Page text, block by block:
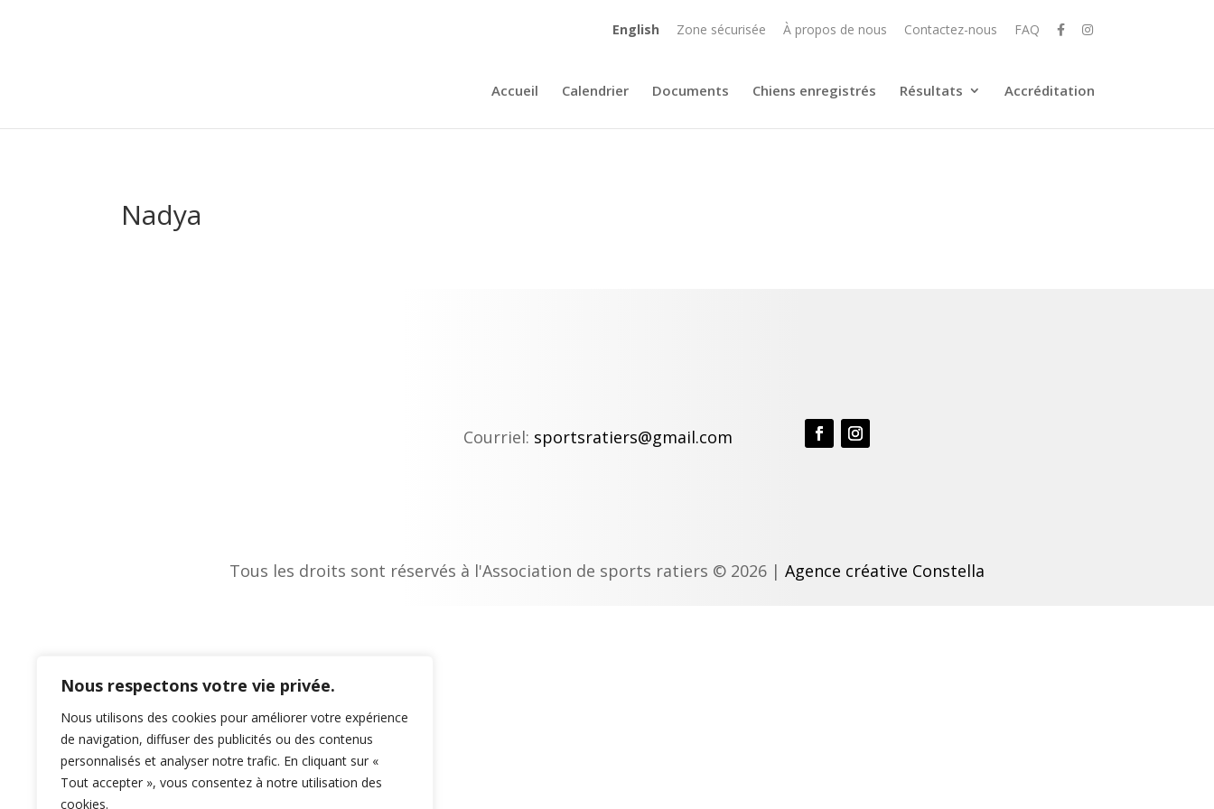
Nous respectons votre vie privée.
Nous utilisons des cookies pour améliorer votre expérience
de navigation, diffuser des publicités ou des contenus
personnalisés et analyser notre trafic. En cliquant sur «
Tout accepter », vous consentez à notre utilisation des
cookies.
English Zone sécurisée À propos de nous Contactez-nous FAQ
Accueil Calendrier Documents Chiens enregistrés Résultats Accréditation
Nadya
Courriel: sportsratiers@gmail.com
Tous les droits sont réservés à l'Association de sports ratiers © 2026 | Agence créative Constella